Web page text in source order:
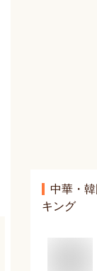
中華・
キング